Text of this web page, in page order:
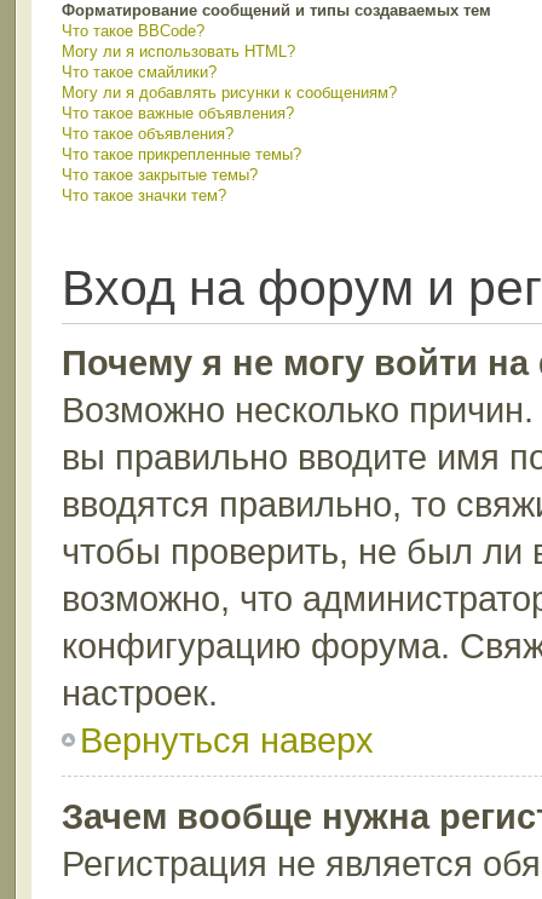
Форматирование сообщений и типы создаваемых тем
Что такое BBCode?
Могу ли я использовать HTML?
Что такое смайлики?
Могу ли я добавлять рисунки к сообщениям?
Что такое важные объявления?
Что такое объявления?
Что такое прикрепленные темы?
Что такое закрытые темы?
Что такое значки тем?
Вход на форум и
Почему я не могу войти
Возможно несколько
вы правильно вводите имя
вводятся правильно, то
чтобы проверить, не был ли
возможно, что
конфигурацию форума.
настроек.
Вернуться наверх
Зачем вообще нужна
Регистрация не является